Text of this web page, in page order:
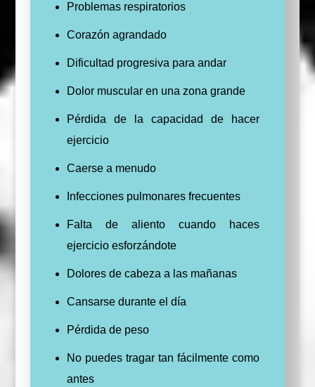
Problemas respiratorios
Corazón agrandado
Dificultad progresiva para andar
Dolor muscular en una zona grande
Pérdida de la capacidad de hacer
ejercicio
Caerse a menudo
Infecciones pulmonares frecuentes
Falta de aliento cuando haces
ejercicio esforzándote
Dolores de cabeza a las mañanas
Cansarse durante el día
Pérdida de peso
No puedes tragar tan fácilmente como
antes